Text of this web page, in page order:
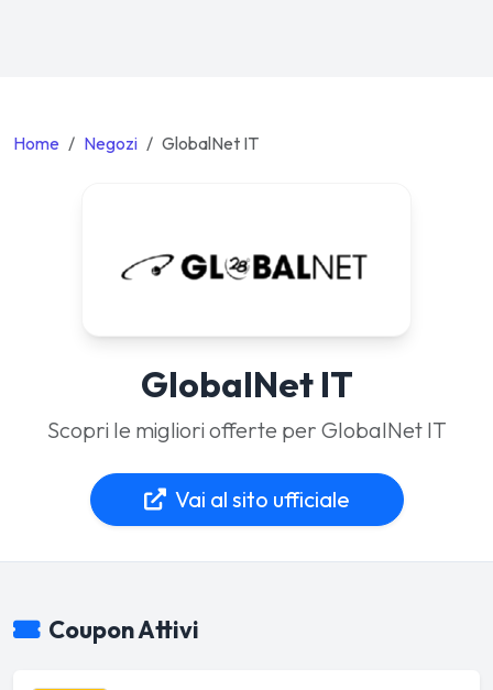
Home Negozi GlobalNet IT
GlobalNet IT
Scopri le migliori offerte per GlobalNet IT
Vai al sito ufficiale
Coupon Attivi